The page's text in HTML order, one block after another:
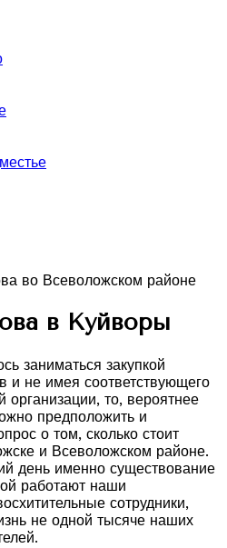
в Куйворы
заниматься закупкой
и не имея соответствующего
то, вероятнее
предположить и
о том, сколько стоит
и Всеволожском районе.
день именно существование
работают наши
сотрудники,
не одной тысяче наших